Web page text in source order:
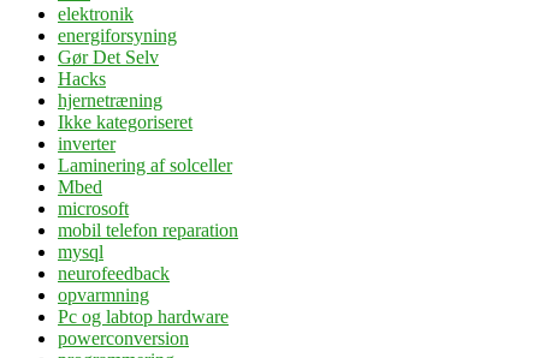
elektronik
energiforsyning
Gør Det Selv
Hacks
hjernetræning
Ikke kategoriseret
inverter
Laminering af solceller
Mbed
microsoft
mobil telefon reparation
mysql
neurofeedback
opvarmning
Pc og labtop hardware
powerconversion